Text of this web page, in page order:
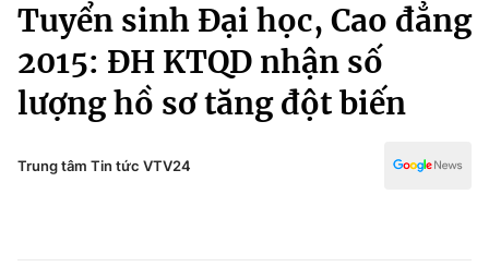
Chuyên mục
Chính trị
Pháp luật
Thể thao
Truyền hình
Văn hóa - Giải trí
Tuyển sinh Đại học, Cao đẳng
2015: ĐH KTQD nhận số
lượng hồ sơ tăng đột biến
Trung tâm Tin tức VTV24